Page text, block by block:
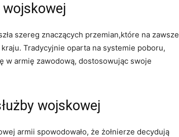
wojskowej
szereg znaczących przemian,które na zawsze
Tradycyjnie oparta na systemie poboru,
w armię zawodową, dostosowując swoje
wojskowej
armii spowodowało, że żołnierze decydują